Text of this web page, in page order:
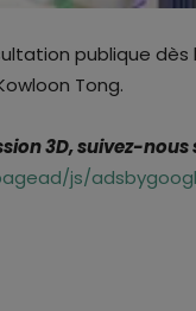
publique
Tong.
3D, suivez-
js/